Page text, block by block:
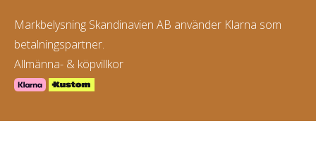
Markbelysning Skandinavien AB använder Klarna som
betalningspartner.
Allmänna- & köpvillkor